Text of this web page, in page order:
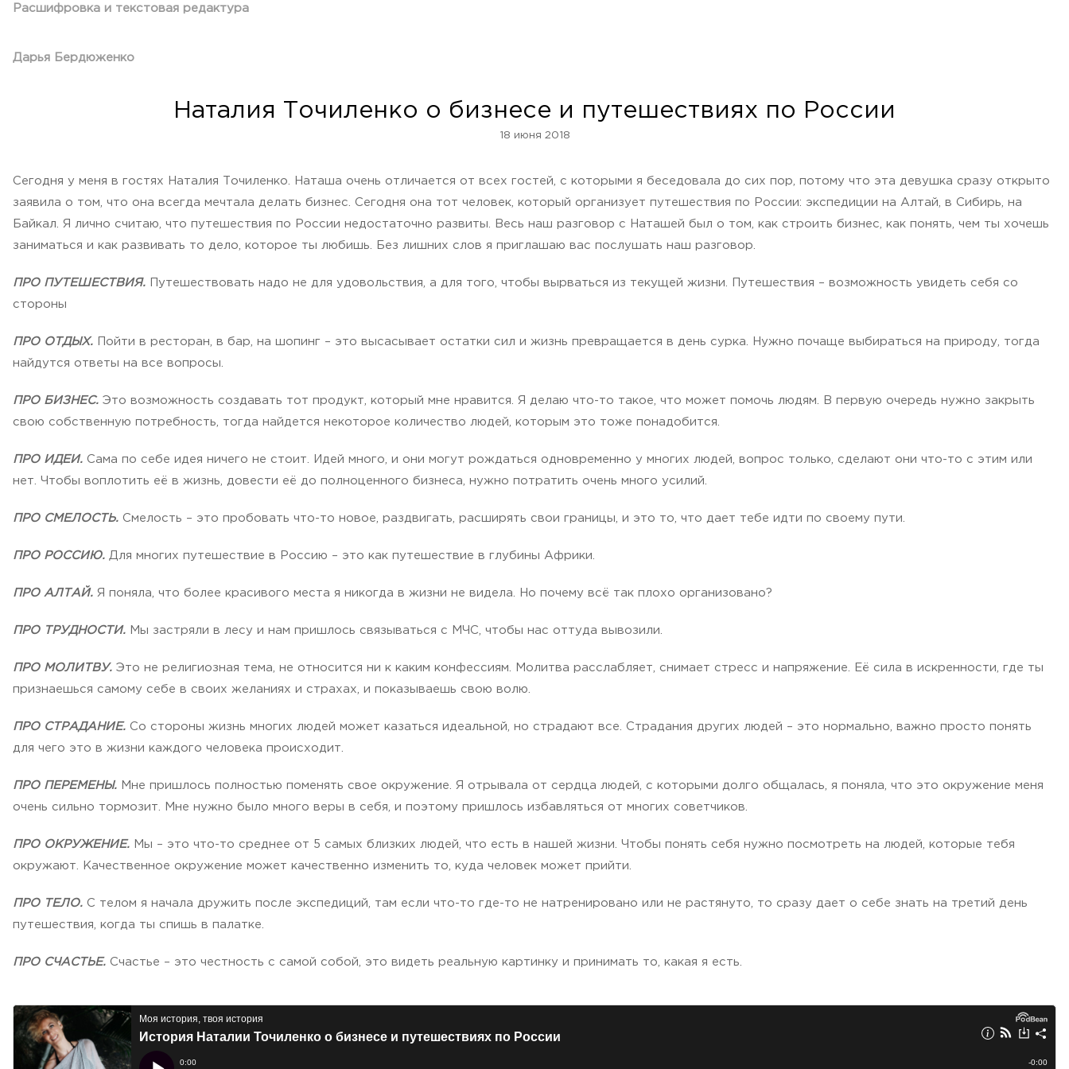
Расшифровка и текстовая редактура
Дарья Бердюженко
Наталия Точиленко о бизнесе и путешествиях по России
18 июня 2018
Сегодня у меня в гостях Наталия Точиленко. Наташа очень отличается от всех гостей, с которыми я беседовала до сих пор, потому что эта девушка сразу открыто
заявила о том, что она всегда мечтала делать бизнес. Сегодня она тот человек, который организует путешествия по России: экспедиции на Алтай, в Сибирь, на
Байкал. Я лично считаю, что путешествия по России недостаточно развиты. Весь наш разговор с Наташей был о том, как строить бизнес, как понять, чем ты хочешь
заниматься и как развивать то дело, которое ты любишь. Без лишних слов я приглашаю вас послушать наш разговор.
ПРО ПУТЕШЕСТВИЯ. Путешествовать надо не для удовольствия, а для того, чтобы вырваться из текущей жизни. Путешествия – возможность увидеть себя со
стороны
ПРО ОТДЫХ. Пойти в ресторан, в бар, на шопинг – это высасывает остатки сил и жизнь превращается в день сурка. Нужно почаще выбираться на природу, тогда
найдутся ответы на все вопросы.
ПРО БИЗНЕС. Это возможность создавать тот продукт, который мне нравится. Я делаю что-то такое, что может помочь людям. В первую очередь нужно закрыть
свою собственную потребность, тогда найдется некоторое количество людей, которым это тоже понадобится.
ПРО ИДЕИ. Сама по себе идея ничего не стоит. Идей много, и они могут рождаться одновременно у многих людей, вопрос только, сделают они что-то с этим или
нет. Чтобы воплотить её в жизнь, довести её до полноценного бизнеса, нужно потратить очень много усилий.
ПРО СМЕЛОСТЬ. Смелость – это пробовать что-то новое, раздвигать, расширять свои границы, и это то, что дает тебе идти по своему пути.
ПРО РОССИЮ. Для многих путешествие в Россию – это как путешествие в глубины Африки.
ПРО АЛТАЙ. Я поняла, что более красивого места я никогда в жизни не видела. Но почему всё так плохо организовано?
ПРО ТРУДНОСТИ. Мы застряли в лесу и нам пришлось связываться с МЧС, чтобы нас оттуда вывозили.
ПРО МОЛИТВУ. Это не религиозная тема, не относится ни к каким конфессиям. Молитва расслабляет, снимает стресс и напряжение. Её сила в искренности, где ты
признаешься самому себе в своих желаниях и страхах, и показываешь свою волю.
ПРО СТРАДАНИЕ. Со стороны жизнь многих людей может казаться идеальной, но страдают все. Страдания других людей – это нормально, важно просто понять
для чего это в жизни каждого человека происходит.
ПРО ПЕРЕМЕНЫ. Мне пришлось полностью поменять свое окружение. Я отрывала от сердца людей, с которыми долго общалась, я поняла, что это окружение меня
очень сильно тормозит. Мне нужно было много веры в себя, и поэтому пришлось избавляться от многих советчиков.
ПРО ОКРУЖЕНИЕ. Мы – это что-то среднее от 5 самых близких людей, что есть в нашей жизни. Чтобы понять себя нужно посмотреть на людей, которые тебя
окружают. Качественное окружение может качественно изменить то, куда человек может прийти.
ПРО ТЕЛО. С телом я начала дружить после экспедиций, там если что-то где-то не натренировано или не растянуто, то сразу дает о себе знать на третий день
путешествия, когда ты спишь в палатке.
ПРО СЧАСТЬЕ. Счастье – это честность с самой собой, это видеть реальную картинку и принимать то, какая я есть.